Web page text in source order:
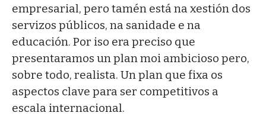
empresarial, pero tamén está na xestión dos
servizos públicos, na sanidade e na
educación. Por iso era preciso que
presentaramos un plan moi ambicioso pero,
sobre todo, realista. Un plan que fixa os
aspectos clave para ser competitivos a
escala internacional.